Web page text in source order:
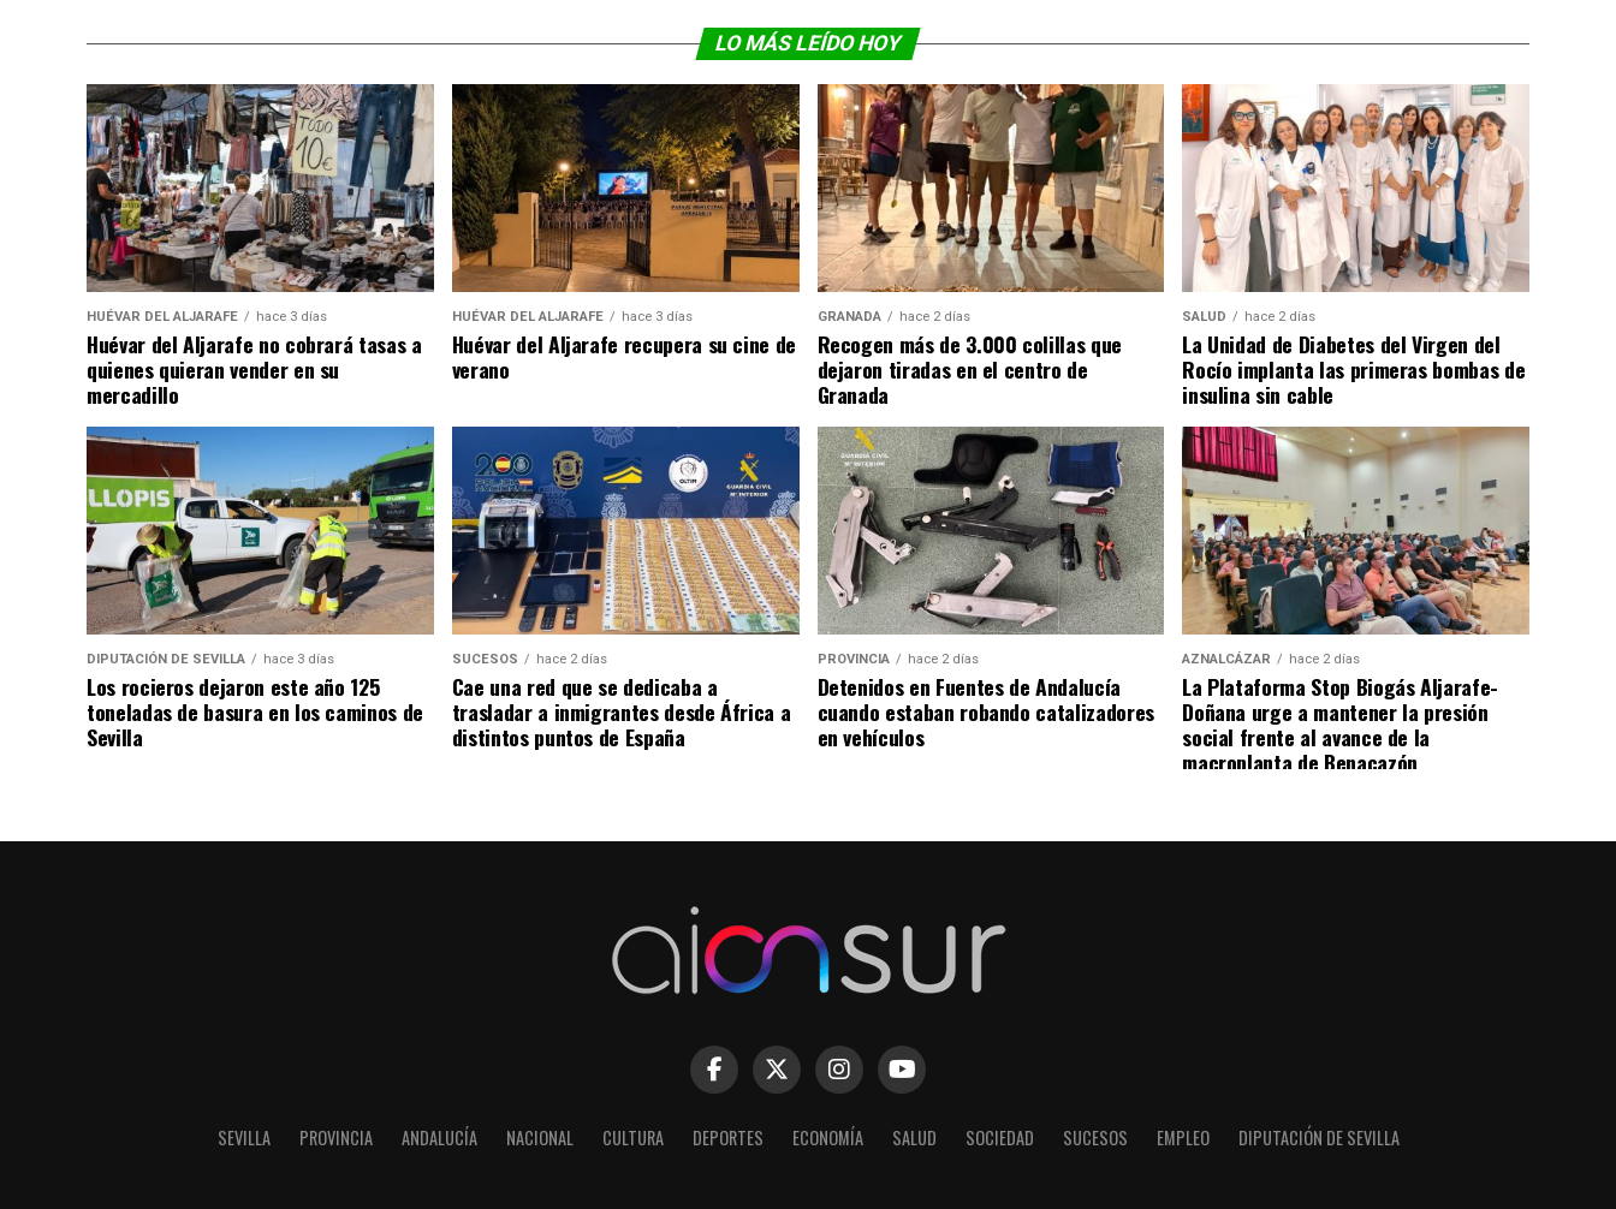
LO MÁS LEÍDO HOY
HUÉVAR DEL ALJARAFE hace 3 días
Huévar del Aljarafe no cobrará tasas a
quienes quieran vender en su
mercadillo
HUÉVAR DEL ALJARAFE hace 3 días
Huévar del Aljarafe recupera su cine de
verano
GRANADA hace 2 días
Recogen más de 3.000 colillas que
dejaron tiradas en el centro de
Granada
SALUD hace 2 días
La Unidad de Diabetes del Virgen del
Rocío implanta las primeras bombas de
insulina sin cable
DIPUTACIÓN DE SEVILLA hace 3 días
Los rocieros dejaron este año 125
toneladas de basura en los caminos de
Sevilla
SUCESOS hace 2 días
Cae una red que se dedicaba a
trasladar a inmigrantes desde África a
distintos puntos de España
PROVINCIA hace 2 días
Detenidos en Fuentes de Andalucía
cuando estaban robando catalizadores
en vehículos
AZNALCÁZAR hace 2 días
La Plataforma Stop Biogás Aljarafe-
Doñana urge a mantener la presión
social frente al avance de la
macroplanta de Benacazón
SEVILLA PROVINCIA ANDALUCÍA NACIONAL CULTURA DEPORTES ECONOMÍA SALUD SOCIEDAD SUCESOS EMPLEO DIPUTACIÓN DE SEVILLA